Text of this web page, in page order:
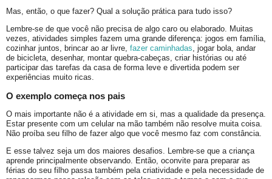
Mas, então, o que fazer? Qual a solução prática para tudo isso?
Lembre-se de que você não precisa de algo caro ou elaborado. Muitas
vezes, atividades simples fazem uma grande diferença: jogos em família,
cozinhar juntos, brincar ao ar livre, fazer caminhadas , jogar bola, andar
de bicicleta, desenhar, montar quebra-cabeças, criar histórias ou até
participar das tarefas da casa de forma leve e divertida podem ser
experiências muito ricas.
O exemplo começa nos pais
O mais importante não é a atividade em si, mas a qualidade da presença.
Estar presente com um celular na mão também não resolve muita coisa.
Não proíba seu filho de fazer algo que você mesmo faz com constância.
E esse talvez seja um dos maiores desafios. Lembre-se que a criança
aprende principalmente observando. Então, oconvite para preparar as
férias do seu filho passa também pela criatividade e pela necessidade de